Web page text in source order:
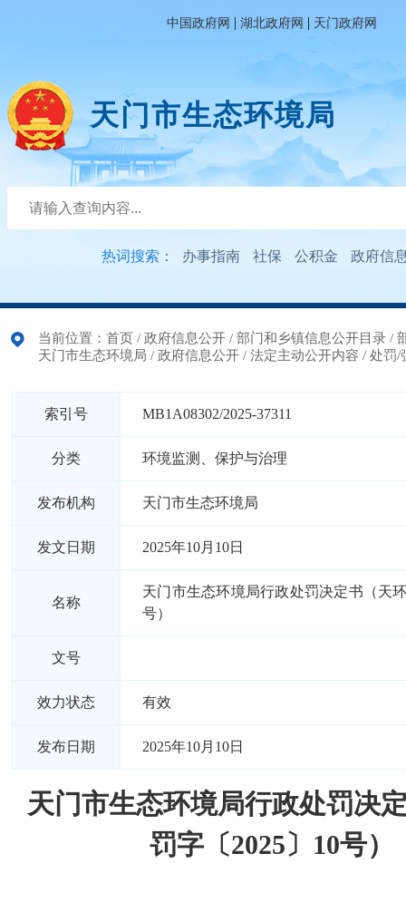
中国政府网 | 湖北政府网 | 天门政府网
天门市生态环境局
热词搜索： 办事指南 社保 公积金 政府信
当前位置： 首页 / 政府信息公开 / 部门和乡镇信息公开目录 /
天门市生态环境局 / 政府信息公开 / 法定主动公开内容 / 处罚/
索引号 MB1A08302/2025-37311
分类 环境监测、保护与治理
发布机构 天门市生态环境局
发文日期 2025年10月10日
名称
天门市生态环境局行政处罚决定书（天
号）
文号
效力状态 有效
发布日期 2025年10月10日
天门市生态环境局行政处罚决
罚字〔2025〕10号）